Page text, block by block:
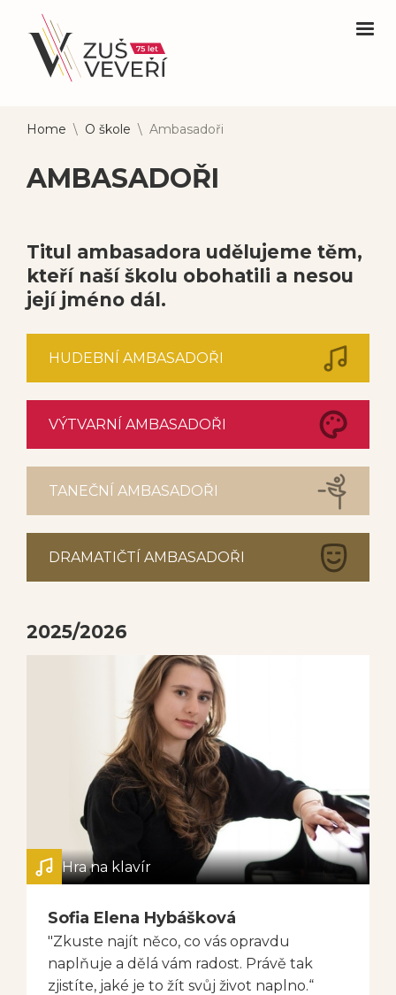
Home \ O škole \ Ambasadoři
AMBASADOŘI
Titul ambasadora udělujeme těm,
kteří naší školu obohatili a nesou
její jméno dál.
HUDEBNÍ AMBASADOŘI
VÝTVARNÍ AMBASADOŘI
TANEČNÍ AMBASADOŘI
DRAMATIČTÍ AMBASADOŘI
2025/2026
Hra na klavír
Sofia Elena Hybášková
"Zkuste najít něco, co vás opravdu
naplňuje a dělá vám radost. Právě tak
zjistíte, jaké je to žít svůj život naplno.“